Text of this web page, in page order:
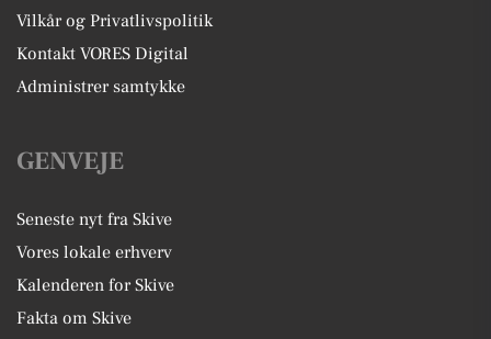
Vilkår og Privatlivspolitik
Kontakt VORES Digital
Administrer samtykke
GENVEJE
Seneste nyt fra Skive
Vores lokale erhverv
Kalenderen for Skive
Fakta om Skive